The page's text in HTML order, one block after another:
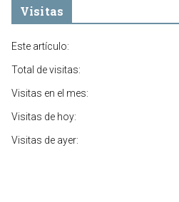
Visitas
Este artículo:
Total de visitas:
Visitas en el mes:
Visitas de hoy:
Visitas de ayer: